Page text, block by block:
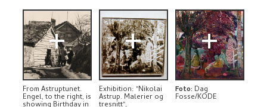
+
From Astruptunet.
Engel, to the right, is
+
Exhibition: "Nikolai
Astrup. Malerier og
+
Foto: Dag
Fosse/KODE